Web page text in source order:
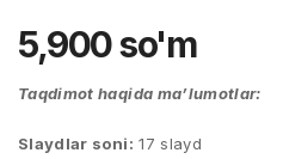
5,900so'm
Taqdimot haqida ma’lumotlar:
Slaydlar soni: 17 slayd